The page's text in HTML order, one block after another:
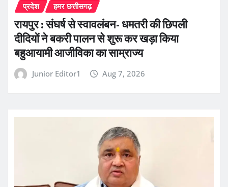
प्रदेश हमर छत्तीसगढ़
रायपुर : संघर्ष से स्वावलंबन- धमतरी की छिपली
दीदियों ने बकरी पालन से शुरू कर खड़ा किया
बहुआयामी आजीविका का साम्राज्य
Junior Editor1 Aug 7, 2026